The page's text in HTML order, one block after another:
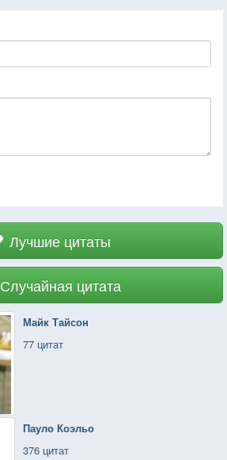
Лучшие цитаты
Случайная цитата
Майк Тайсон
77 цитат
Пауло Коэльо
376 цитат